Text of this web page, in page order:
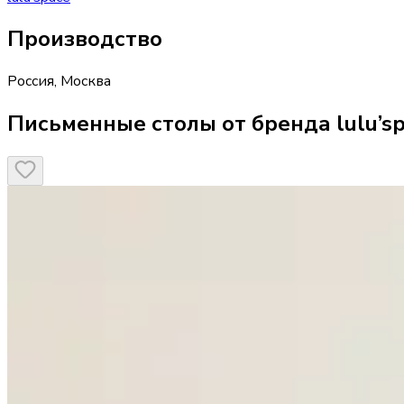
Производство
Россия, Москва
Письменные столы от бренда